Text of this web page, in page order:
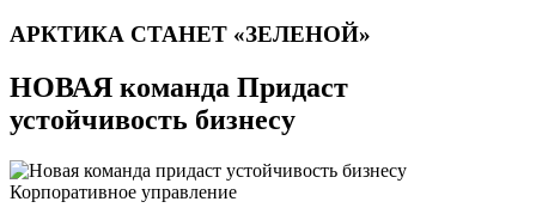
АРКТИКА СТАНЕТ «ЗЕЛЕНОЙ»
НОВАЯ команда Придаст
устойчивость бизнесу
Корпоративное управление